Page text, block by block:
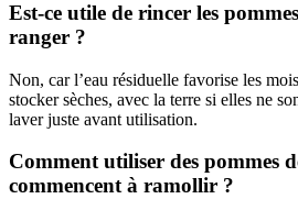
Est-ce utile de rincer les
ranger ?
Non, car l’eau résiduelle favorise les
stocker sèches, avec la terre si elles ne
laver juste avant utilisation.
Comment utiliser des pommes
commencent à ramollir ?